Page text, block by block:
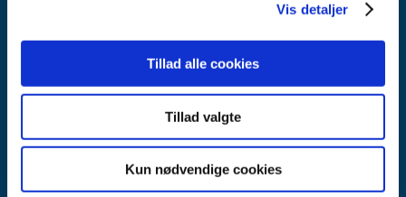
Vis detaljer
Tillad alle cookies
Tillad valgte
Kun nødvendige cookies
Email:dkma@dkma.dk
Sundheds- og Kirkeministeriet.
Kontakt Lægemiddelstyrelsen
44 88 95 95 (kl. 9 - 15)